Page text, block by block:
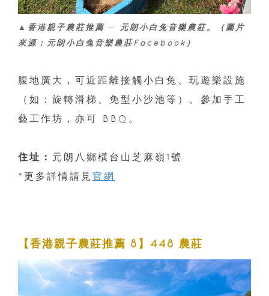
▲香港親子農莊推薦 ─ 元朗小白兔音樂農莊。（圖片
來源：元朗小白兔音樂農莊Facebook）
腹地廣大，可近距離接觸小白兔、玩遊樂設施
（如：旋轉滑梯、免型小沙池等）、參加手工
藝工作坊，亦可 BBQ。
住址： 元朗八鄉橫台山芝麻嶺1號
*更多詳情請見 官網
【香港親子農莊推薦 8】448 農莊